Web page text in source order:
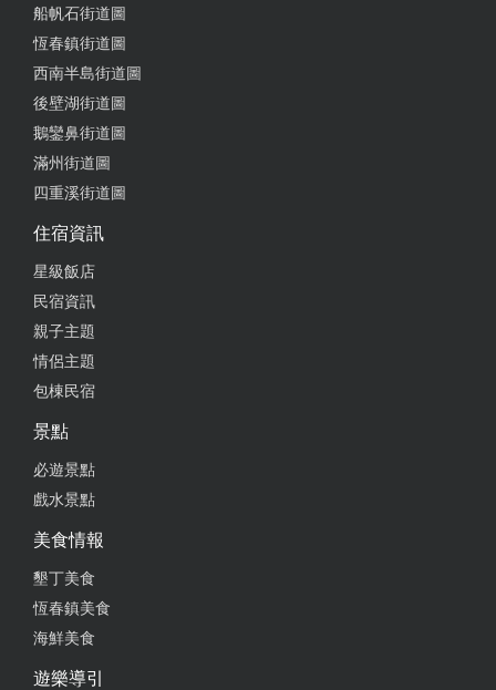
船帆石街道圖
恆春鎮街道圖
西南半島街道圖
後壁湖街道圖
鵝鑾鼻街道圖
滿州街道圖
四重溪街道圖
住宿資訊
星級飯店
民宿資訊
親子主題
情侶主題
包棟民宿
景點
必遊景點
戲水景點
美食情報
墾丁美食
恆春鎮美食
海鮮美食
遊樂導引